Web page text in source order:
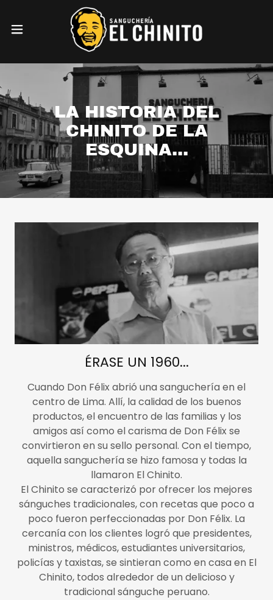
LA HISTORIA DEL
CHINITO DE LA
ESQUINA...
ÉRASE UN 1960...
Cuando Don Félix abrió una sanguchería en el
centro de Lima. Allí, la calidad de los buenos
productos, el encuentro de las familias y los
amigos así como el carisma de Don Félix se
convirtieron en su sello personal. Con el tiempo,
aquella sanguchería se hizo famosa y todas la
llamaron El Chinito.
El Chinito se caracterizó por ofrecer los mejores
sánguches tradicionales, con recetas que poco a
poco fueron perfeccionadas por Don Félix. La
cercanía con los clientes logró que presidentes,
ministros, médicos, estudiantes universitarios,
policías y taxistas, se sintieran como en casa en El
Chinito, todos alrededor de un delicioso y
tradicional sánguche peruano.